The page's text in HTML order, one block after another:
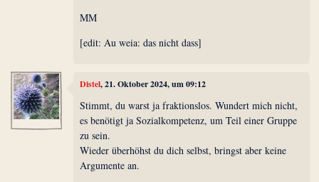
MM
[edit: Au weia: das nicht dass]
Distel, 21. Oktober 2024, um 09:12
Stimmt, du warst ja fraktionslos. Wundert mich nicht,
es benötigt ja Sozialkompetenz, um Teil einer Gruppe
zu sein.
Wieder überhöhst du dich selbst, bringst aber keine
Argumente an.